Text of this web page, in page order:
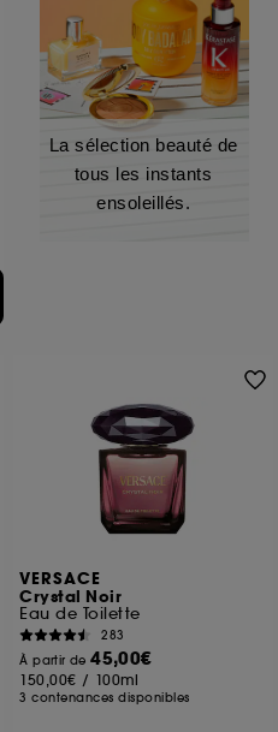
La sélection beauté de
tous les instants
ensoleillés.
VERSACE
Crystal Noir
Eau de Toilette
283
À partir de45,00€
150,00€ / 100ml
3 contenances disponibles